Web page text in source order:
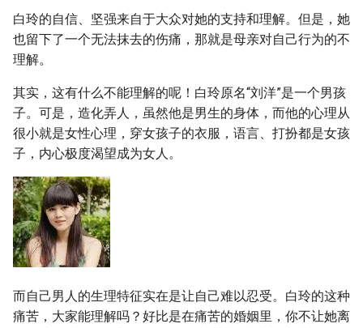
白玲的自信、坚强来自于大众对她的支持和理解。但是，她
也留下了一个无法抹去的伤痛，那就是母亲对自己行为的不
理解。
其实，这有什么不能理解的呢！白玲原名“刘洋”是一个男孩
子。可是，造化弄人，虽然他是男生的身体，而他的心理从
很小就是女性心理，穿女孩子的衣服，语言、打扮都是女孩
子，内心极度渴望成为女人。
而自己男人的生理特征实在是让自己难以忍受。白玲的这种
痛苦，大家能理解吗？好比是在痛苦的婚姻里，你不让她离